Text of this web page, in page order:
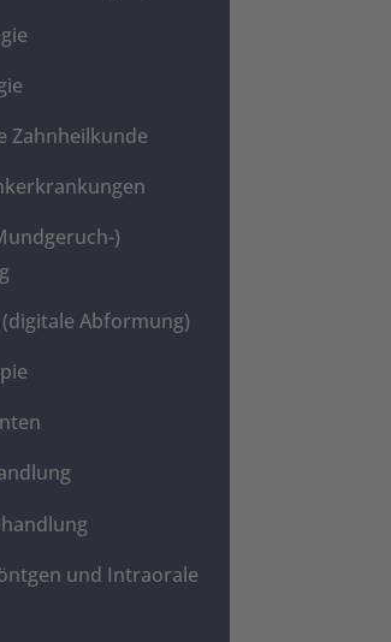
Zahnheilkunde
)
Abformung)
und Intraorale